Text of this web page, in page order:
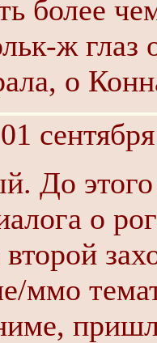
более
ж глаз
о
До
о
ммо